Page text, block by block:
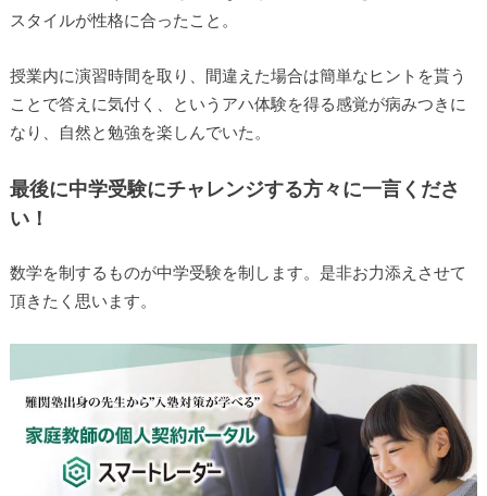
スタイルが性格に合ったこと。
授業内に演習時間を取り、間違えた場合は簡単なヒントを貰う
ことで答えに気付く、というアハ体験を得る感覚が病みつきに
なり、自然と勉強を楽しんでいた。
最後に中学受験にチャレンジする方々に一言くださ
い！
数学を制するものが中学受験を制します。是非お力添えさせて
頂きたく思います。